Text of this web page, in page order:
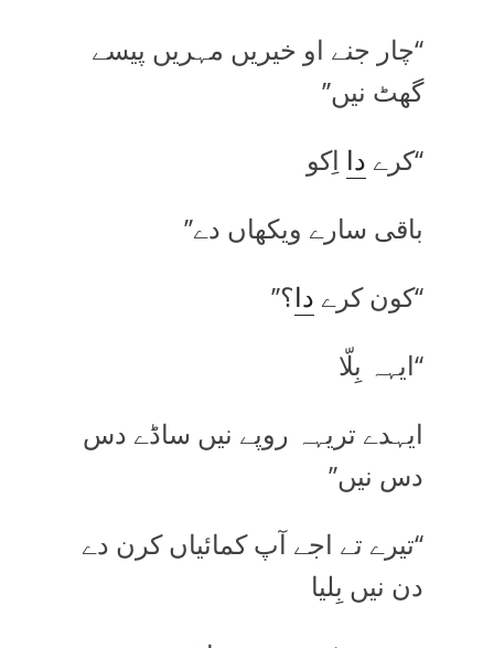
‘‘چار جنے او خیریں مہریں پیسے
گھٹ نیں’’
‘‘کرے دا اِکو
باقی سارے ویکھاں دے’’
‘‘کون کرے دا؟’’
‘‘ایہہ بِلّا
ایہدے تریہہ روپے نیں ساڈے دس
دس نیں’’
‘‘تیرے تے اجے آپ کمائیاں کرن دے
دن نیں بِلیا